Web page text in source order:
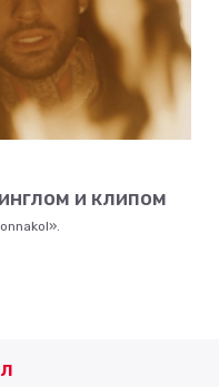
и клипом